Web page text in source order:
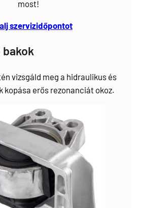
most!
szervizidőpontot
vizsgáld meg a hidraulikus és
kopása erős rezonanciát okoz.